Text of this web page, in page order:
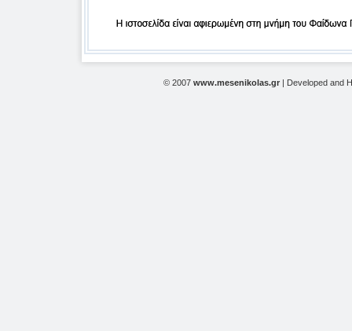
© 2007 www.mesenikolas.gr | Developed and